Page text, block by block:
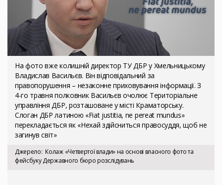
На фото вже колишній директор ТУ ДБР у Хмельницькому
Владислав Васильєв. Він відповідальний за
правопорушення – незаконне приховування інформації. З
4-го травня полковник Васильєв очолює Територіальне
управління ДБР, розташоване у місті Краматорську.
Слоган ДБР латиною «Fiat justitia, ne pereat mundus»
перекладається як «Нехай здійсниться правосуддя, щоб не
загинув світ»
Джерело Колаж «Четвертої влади» на основі власного фото та
фейсбуку Державного бюро розслідувань